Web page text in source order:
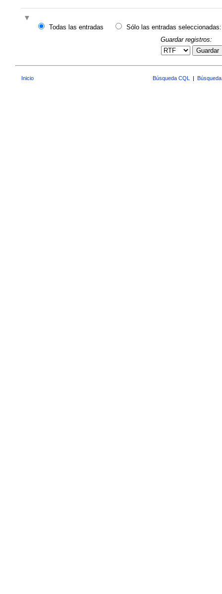
Todas las entradas
Sólo las entradas seleccionadas:
Guardar registros:
Guardar
Inicio Búsqueda CQL